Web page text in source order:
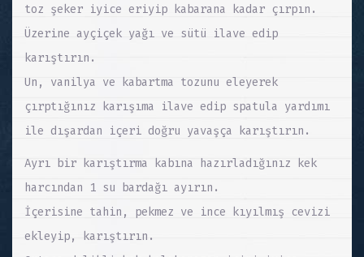
toz şeker iyice eriyip kabarana kadar çırpın.
Üzerine ayçiçek yağı ve sütü ilave edip
karıştırın.
Un, vanilya ve kabartma tozunu eleyerek
çırptığınız karışıma ilave edip spatula yardımı
ile dışardan içeri doğru yavaşça karıştırın.
Ayrı bir karıştırma kabına hazırladığınız kek
harcından 1 su bardağı ayırın.
İçerisine tahin, pekmez ve ince kıyılmış cevizi
ekleyip, karıştırın.